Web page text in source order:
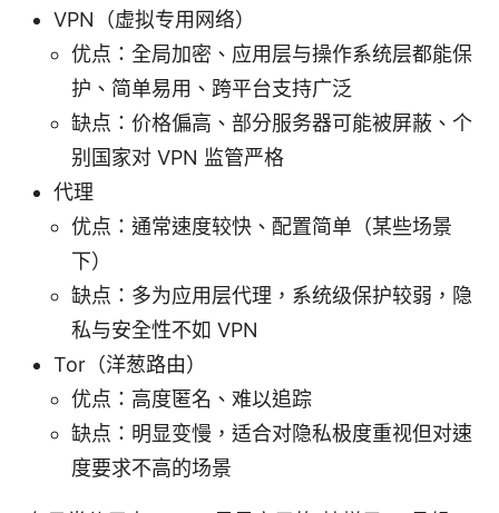
VPN（虚拟专用网络）
优点：全局加密、应用层与操作系统层都能保
护、简单易用、跨平台支持广泛
缺点：价格偏高、部分服务器可能被屏蔽、个
别国家对 VPN 监管严格
代理
优点：通常速度较快、配置简单（某些场景
下）
缺点：多为应用层代理，系统级保护较弱，隐
私与安全性不如 VPN
Tor（洋葱路由）
优点：高度匿名、难以追踪
缺点：明显变慢，适合对隐私极度重视但对速
度要求不高的场景